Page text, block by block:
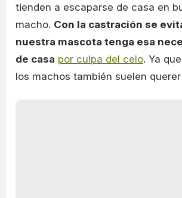
tienden a escaparse de casa en
macho. Con la castración se
nuestra mascota tenga esa
de casa por culpa del celo. Ya
los machos también suelen